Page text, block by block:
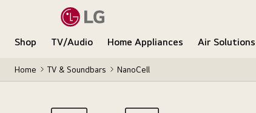
Shop TV/Audio Home Appliances Air Solutions
Home TV & Soundbars NanoCell